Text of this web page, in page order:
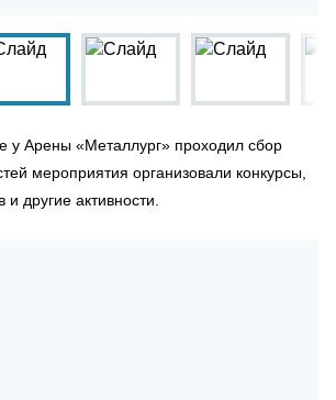
у Арены «Металлург» проходил сбор
мероприятия организовали конкурсы,
другие активности.